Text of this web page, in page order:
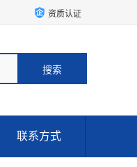
资质认证
联系方式